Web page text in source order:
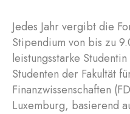
Jedes Jahr vergibt die
Stipendium von bis zu
leistungsstarke
Studenten der Fakultät
Finanzwissenschaften
Luxemburg, basierend